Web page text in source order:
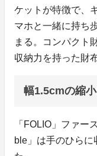
ケットが特徴で、
マホと一緒に持ち
まる。コンパクト
収納力を持った財
幅1.5cmの縮
「FOLIO」ファー
ble」は手のひらに